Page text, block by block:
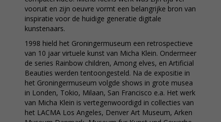
vooruit en zijn oeuvre vormt een belangrijke bron van
inspiratie voor de huidige generatie digitale
kunstenaars.
1998 hield het Groningermuseum een retrospectieve
van 10 jaar virtuele kunst van Micha Klein. Ondermeer
de series Rainbow children, Among elves, en Artificial
Beauties werden tentoongesteld. Na de expositie in
het Groningermuseum volgde shows in grote musea
in Londen, Tokio, Milaan, San Francisco e.a. Het werk
van Micha Klein is vertegenwoordigd in collecties van
het LACMA Los Angeles, Denver Art Museum, Arken